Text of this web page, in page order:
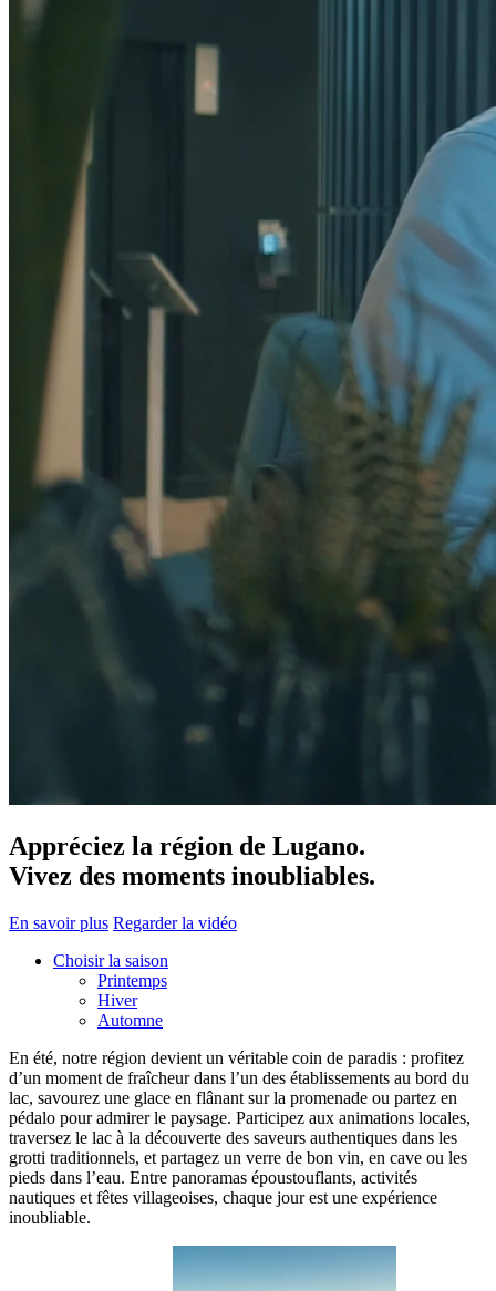
Appréciez la région de Lugano.
Vivez des moments inoubliables.
En savoir plus Regarder la vidéo
Choisir la saison
Printemps
Hiver
Automne
En été, notre région devient un véritable coin de paradis : profitez
d’un moment de fraîcheur dans l’un des établissements au bord du
lac, savourez une glace en flânant sur la promenade ou partez en
pédalo pour admirer le paysage. Participez aux animations locales,
traversez le lac à la découverte des saveurs authentiques dans les
grotti traditionnels, et partagez un verre de bon vin, en cave ou les
pieds dans l’eau. Entre panoramas époustouflants, activités
nautiques et fêtes villageoises, chaque jour est une expérience
inoubliable.